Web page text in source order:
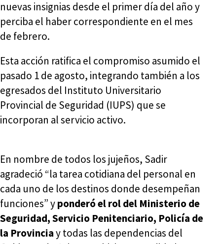
nuevas insignias desde el primer día del año y
perciba el haber correspondiente en el mes
de febrero.
Esta acción ratifica el compromiso asumido el
pasado 1 de agosto, integrando también a los
egresados del Instituto Universitario
Provincial de Seguridad (IUPS) que se
incorporan al servicio activo.
En nombre de todos los jujeños, Sadir
agradeció “la tarea cotidiana del personal en
cada uno de los destinos donde desempeñan
funciones” yponderó el rol del Ministerio de
Seguridad, Servicio Penitenciario, Policía de
la Provinciay todas las dependencias del